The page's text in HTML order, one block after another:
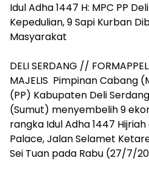
Idul Adha 1447 H: MPC PP
Kepedulian, 9 Sapi Kurban
Masyarakat
‎DELI SERDANG //
‎MAJELIS Pimpinan Cabang
(PP) Kabupaten Deli
(Sumut) menyembelih 9
rangka Idul Adha 1447
Palace, Jalan Selamet
Sei Tuan pada Rabu (27/7/